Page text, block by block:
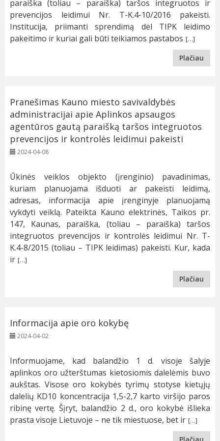
paraiška (toliau – paraiška) taršos integruotos ir
prevencijos leidimui Nr. T-K.4-10/2016 pakeisti.
Institucija, priimanti sprendimą dėl TIPK leidimo
pakeitimo ir kuriai gali būti teikiamos pastabos […]
Plačiau
Pranešimas Kauno miesto savivaldybės
administracijai apie Aplinkos apsaugos
agentūros gautą paraišką taršos integruotos
prevencijos ir kontrolės leidimui pakeisti
2024-04-08
Ūkinės veiklos objekto (įrenginio) pavadinimas,
kuriam planuojama išduoti ar pakeisti leidimą,
adresas, informacija apie įrenginyje planuojamą
vykdyti veiklą. Pateikta Kauno elektrinės, Taikos pr.
147, Kaunas, paraiška, (toliau – paraiška) taršos
integruotos prevencijos ir kontrolės leidimui Nr. T-
K.4-8/2015 (toliau – TIPK leidimas) pakeisti. Kur, kada
ir […]
Plačiau
Informacija apie oro kokybę
2024-04-02
Informuojame, kad balandžio 1 d. visoje šalyje
aplinkos oro užterštumas kietosiomis dalelėmis buvo
aukštas. Visose oro kokybės tyrimų stotyse kietųjų
dalelių KD10 koncentracija 1,5-2,7 karto viršijo paros
ribinę vertę. Šįryt, balandžio 2 d., oro kokybė išlieka
prasta visoje Lietuvoje – ne tik miestuose, bet ir […]